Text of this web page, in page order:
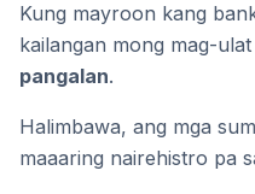
Kung mayroon kang
kailangan mong mag-
pangalan.
Halimbawa, ang mga
maaaring nairehistro pa